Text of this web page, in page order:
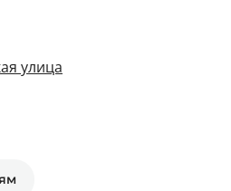
улица